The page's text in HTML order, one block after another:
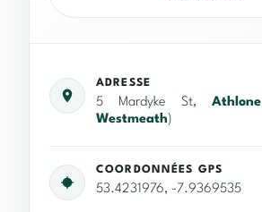
ADRESSE
5 Mardyke St,Athlone
Westmeath)
COORDONNÉES GPS
53.4231976, -7.9369535